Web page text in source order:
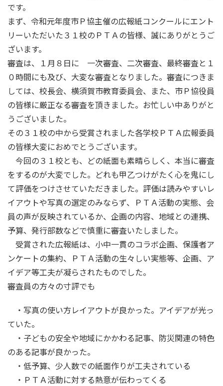
です。
まず、令和元年度市Ｐ協主催の広報紙コンクールにエント
リーいただいた３１校のＰＴＡの皆様、誠にありがとうご
ざいます。
審査は、１月８日に 一次審査、二次審査、最終審査と１
０時間にも及び、大変な審査となりました。審査につきま
しては、校長会、横須賀市教育委員会、また、市Ｐ協役員
の皆様に厳正なる審査を頂きました。お忙しい中ありがと
うございました。
その３１校の中から受賞されました各学校ＰＴＡ広報委員
の皆様大変におめでとうございます。
今回の３１校とも、どの紙面も素晴らしく、本当に審査
をするのが大変でした。どれも甲乙つけがたく心を鬼にし
て評価をつけさせていただきました。評価は読みやすいレ
イアウトや写真の選定のみならず、ＰＴＡ活動の実態、会
員の声が反映されているか、企画の内容、地域との連携、
予算、発行部数などで慎重に審査いたしました。
受賞された広報紙は、小中一貫のコラボ企画、保護者ア
ンケートの集約、ＰＴＡ活動の生々しい実態等、企画、ア
イデア等工夫が凝らされたものでした。
審査員の方々の寸評でも
・写真の使い方レイアウトが良かった。アイデアが光っ
ていた。
・子どもの安全や地域にかかわる記事、防災関連の特色
のある記事が良かった。
・低予算、少人数での紙面作りが工夫されている
・ＰＴＡ活動に対する熱意が伝わってくる